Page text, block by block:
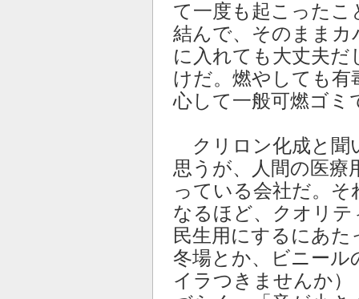
て一度も起こった
結んで、そのまま
に入れても大丈夫
けだ。燃やしても
心して一般可燃ゴミ
クリロン化成と聞
思うが、人間の医療
っている会社だ。
なるほど、クオリ
民生用にするにあ
冬場とか、ビニー
イラつきませんか